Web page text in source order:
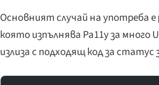
Основният случай на употреба е
която изпълнява Pa11y за много
излиза с подходящ код за статус